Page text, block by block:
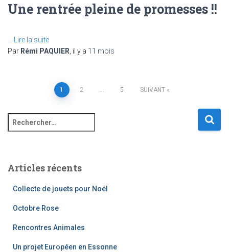
Une rentrée pleine de promesses !!
Lire la suite
Par Rémi PAQUIER , il y a 11 mois
1 2 … 5 SUIVANT
Articles récents
Collecte de jouets pour Noël
Octobre Rose
Rencontres Animales
Un projet Européen en Essonne